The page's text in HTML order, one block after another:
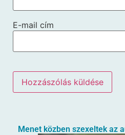
E-mail cím
Menet közben szexeltek az